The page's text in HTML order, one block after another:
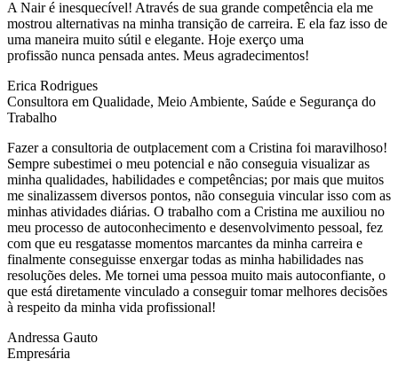
A Nair é inesquecível! Através de sua grande competência ela me
mostrou alternativas na minha transição de carreira. E ela faz isso de
uma maneira muito sútil e elegante. Hoje exerço uma
profissão nunca pensada antes. Meus agradecimentos!
Erica Rodrigues
Consultora em Qualidade, Meio Ambiente, Saúde e Segurança do
Trabalho
Fazer a consultoria de outplacement com a Cristina foi maravilhoso!
Sempre subestimei o meu potencial e não conseguia visualizar as
minha qualidades, habilidades e competências; por mais que muitos
me sinalizassem diversos pontos, não conseguia vincular isso com as
minhas atividades diárias. O trabalho com a Cristina me auxiliou no
meu processo de autoconhecimento e desenvolvimento pessoal, fez
com que eu resgatasse momentos marcantes da minha carreira e
finalmente conseguisse enxergar todas as minha habilidades nas
resoluções deles. Me tornei uma pessoa muito mais autoconfiante, o
que está diretamente vinculado a conseguir tomar melhores decisões
à respeito da minha vida profissional!
Andressa Gauto
Empresária